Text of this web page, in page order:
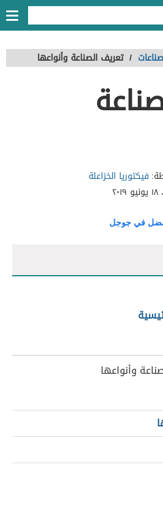
صناعات / تعريف الصناعة وأنواعها
فيكتوريا الخزاعلة
في جوجل